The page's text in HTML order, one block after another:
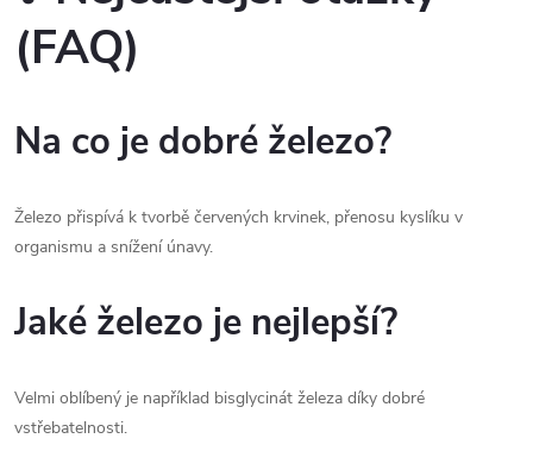
(FAQ)
Na co je dobré železo?
Železo přispívá k tvorbě červených krvinek, přenosu kyslíku v
organismu a snížení únavy.
Jaké železo je nejlepší?
Velmi oblíbený je například bisglycinát železa díky dobré
vstřebatelnosti.